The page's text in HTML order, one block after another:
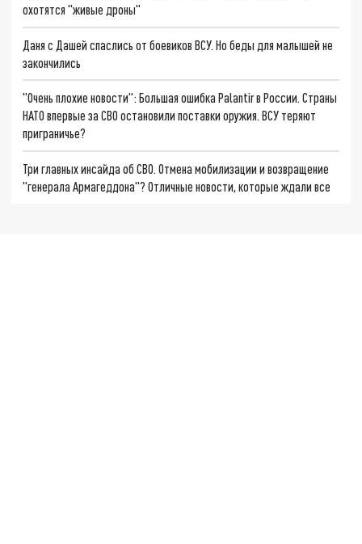
охотятся "живые дроны"
Даня с Дашей спаслись от боевиков ВСУ. Но беды для малышей не
закончились
"Очень плохие новости": Большая ошибка Palantir в России. Страны
НАТО впервые за СВО остановили поставки оружия. ВСУ теряют
приграничье?
Три главных инсайда об СВО. Отмена мобилизации и возвращение
"генерала Армагеддона"? Отличные новости, которые ждали все